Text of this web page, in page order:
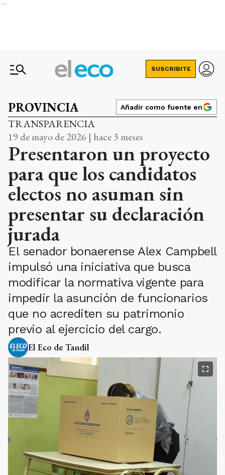
Ads
SUSCRIBITE
PROVINCIA Añadir como fuente en
TRANSPARENCIA
19 de mayo de 2026 | hace 3 meses
Presentaron un proyecto
para que los candidatos
electos no asuman sin
presentar su declaración
jurada
El senador bonaerense Alex Campbell
impulsó una iniciativa que busca
modificar la normativa vigente para
impedir la asunción de funcionarios
que no acrediten su patrimonio
previo al ejercicio del cargo.
El Eco de Tandil